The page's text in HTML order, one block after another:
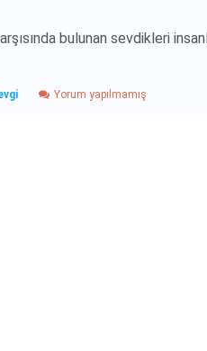
bulunan sevdikleri
Yorum yapılmamış